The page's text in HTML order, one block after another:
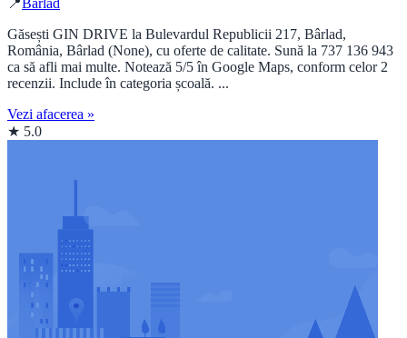
📍 Bârlad
Găsești GIN DRIVE la Bulevardul Republicii 217, Bârlad,
România, Bârlad (None), cu oferte de calitate. Sună la 737 136 943
ca să afli mai multe. Notează 5/5 în Google Maps, conform celor 2
recenzii. Include în categoria școală. ...
Vezi afacerea »
★ 5.0